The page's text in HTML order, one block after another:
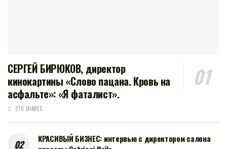
СЕРГЕЙ БИРЮКОВ, директор
кинокартины «Слово пацана. Кровь на
асфальте»: «Я фаталист».
270 SHARES
КРАСИВЫЙ БИЗНЕС: интервью с директором салона